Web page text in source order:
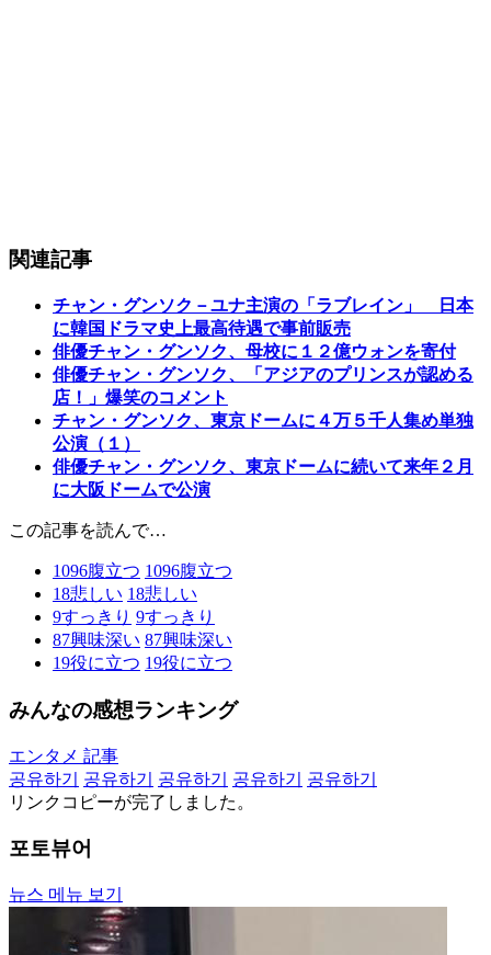
関連記事
チャン・グンソク－ユナ主演の「ラブレイン」 日本
に韓国ドラマ史上最高待遇で事前販売
俳優チャン・グンソク、母校に１２億ウォンを寄付
俳優チャン・グンソク、「アジアのプリンスが認める
店！」爆笑のコメント
チャン・グンソク、東京ドームに４万５千人集め単独
公演（１）
俳優チャン・グンソク、東京ドームに続いて来年２月
に大阪ドームで公演
この記事を読んで…
1096腹立つ 1096腹立つ
18悲しい 18悲しい
9すっきり 9すっきり
87興味深い 87興味深い
19役に立つ 19役に立つ
みんなの感想ランキング
エンタメ 記事
공유하기
공유하기 공유하기 공유하기
공유하기
リンクコピーが完了しました。
포토뷰어
뉴스 메뉴 보기